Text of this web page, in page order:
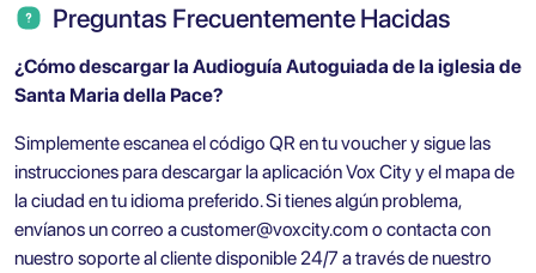
Preguntas Frecuentemente Hacidas
¿Cómo descargar la Audioguía Autoguiada de la iglesia de
Santa Maria della Pace?
Simplemente escanea el código QR en tu voucher y sigue las
instrucciones para descargar la aplicación Vox City y el mapa de
la ciudad en tu idioma preferido. Si tienes algún problema,
envíanos un correo acustomer@voxcity.com o contacta con
nuestro soporte al cliente disponible 24/7 a través de nuestro